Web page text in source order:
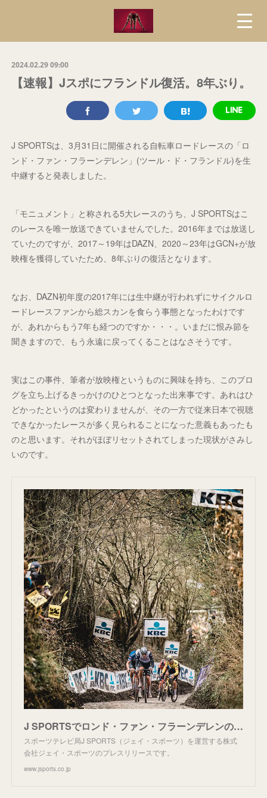
2024.02.29 09:00
【速報】Jスポにフランドル復活。8年ぶり。
J SPORTSは、3月31日に開催される自転車ロードレースの「ロ
ンド・ファン・フラーンデレン」(ツール・ド・フランドル)を生
中継すると発表しました。
「モニュメント」と称される5大レースのうち、J SPORTSはこ
のレースを唯一放送できていませんでした。2016年までは放送し
ていたのですが、2017～19年はDAZN、2020～23年はGCN+が放
映権を獲得していたため、8年ぶりの復活となります。
なお、DAZN初年度の2017年には生中継が行われずにサイクルロ
ードレースファンから総スカンを食らう事態となったわけです
が、あれからもう7年も経つのですか・・・。いまだに恨み節を
聞きますので、もう永遠に戻ってくることはなさそうです。
実はこの事件、筆者が放映権というものに興味を持ち、このブロ
グを立ち上げるきっかけのひとつとなった出来事です。あれはひ
どかったというのは変わりませんが、その一方で従来日本で視聴
できなかったレースが多く見られることになった意義もあったも
のと思います。それがほぼリセットされてしまった現状がさみし
いのです。
J SPORTSでロンド・ファン・フラーンデレンの生中継決定！ モニュメント全レースをお届け！ | J SPORTS | 株式会社ジェイ・スポーツ
スポーツテレビ局J SPORTS（ジェイ・スポーツ）を運営する株式
会社ジェイ・スポーツのプレスリリースです。
www.jsports.co.jp